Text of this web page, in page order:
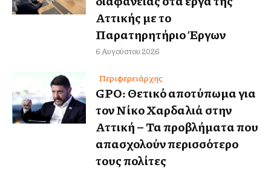
Αττικής με το
Παρατηρητήριο Έργων
6 Αυγούστου 2026
Περιφερειάρχης
GPO: Θετικό αποτύπωμα για
τον Νίκο Χαρδαλιά στην
Αττική – Τα προβλήματα που
απασχολούν περισσότερο
τους πολίτες